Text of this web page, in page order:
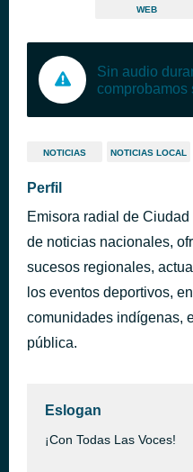
WEB
Sin audio
comprobamos
NOTICIAS NOTICIAS LOCAL
Perfil
Emisora radial de
de noticias nacionales,
sucesos regionales,
los eventos deportivos,
comunidades indígenas,
pública.
Eslogan
¡Con Todas Las Voces!